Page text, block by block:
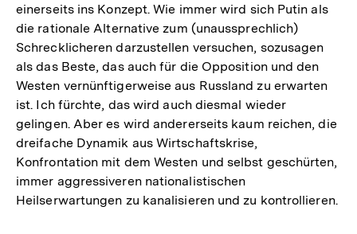
einerseits ins Konzept. Wie immer wird sich Putin als
die rationale Alternative zum (unaussprechlich)
Schrecklicheren darzustellen versuchen, sozusagen
als das Beste, das auch für die Opposition und den
Westen vernünftigerweise aus Russland zu erwarten
ist. Ich fürchte, das wird auch diesmal wieder
gelingen. Aber es wird andererseits kaum reichen, die
dreifache Dynamik aus Wirtschaftskrise,
Konfrontation mit dem Westen und selbst geschürten,
immer aggressiveren nationalistischen
Heilserwartungen zu kanalisieren und zu kontrollieren.